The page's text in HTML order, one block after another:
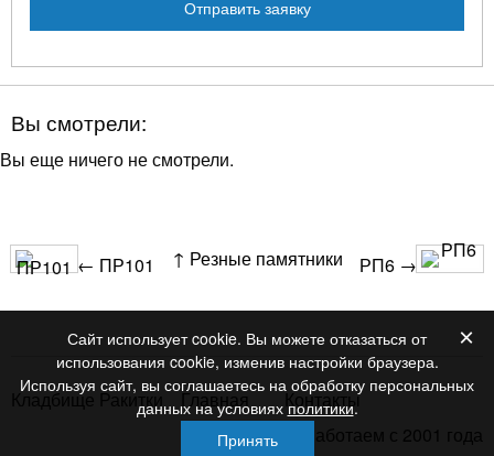
Вы смотрели:
Вы еще ничего не смотрели.
← ПР101 ↑ Резные памятники РП6 →
Кладбище Ракитки Главная
Контакты
Работаем с 2001 года
Сайт использует cookie. Вы можете отказаться от
использования cookie, изменив настройки браузера.
Используя сайт, вы соглашаетесь на обработку персональных
данных на условиях политики.
Принять
×